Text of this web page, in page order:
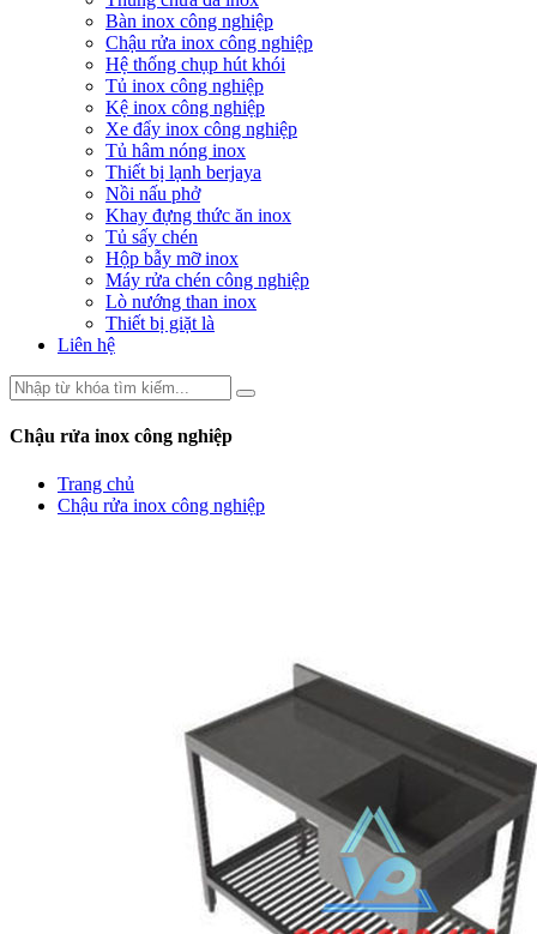
Bàn inox công nghiệp
Chậu rửa inox công nghiệp
Hệ thống chụp hút khói
Tủ inox công nghiệp
Kệ inox công nghiệp
Xe đẩy inox công nghiệp
Tủ hâm nóng inox
Thiết bị lạnh berjaya
Nồi nấu phở
Khay đựng thức ăn inox
Tủ sấy chén
Hộp bẫy mỡ inox
Máy rửa chén công nghiệp
Lò nướng than inox
Thiết bị giặt là
Liên hệ
Chậu rửa inox công nghiệp
Trang chủ
Chậu rửa inox công nghiệp